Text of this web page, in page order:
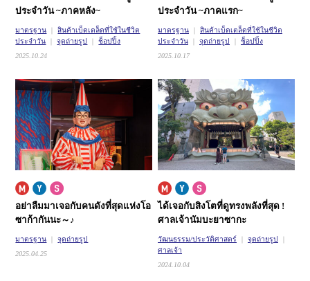
ประจำวัน ~ภาคหลัง~
มาตรฐาน
สินค้าเบ็ดเตล็ดที่ใช้ในชีวิต
ประจำวัน
จุดถ่ายรูป
ช็อปปิ้ง
2025.10.24
ประจำวัน ~ภาคแรก~
มาตรฐาน
สินค้าเบ็ดเตล็ดที่ใช้ในชีวิต
ประจำวัน
จุดถ่ายรูป
ช็อปปิ้ง
2025.10.17
อย่าลืมมาเจอกับคนดังที่สุดแห่งโอ
ซาก้ากันนะ～♪
มาตรฐาน
จุดถ่ายรูป
2025.04.25
ได้เจอกับสิงโตที่ดูทรงพลังที่สุด !
ศาลเจ้านัมบะยาซากะ
วัฒนธรรม/ประวัติศาสตร์
จุดถ่ายรูป
ศาลเจ้า
2024.10.04